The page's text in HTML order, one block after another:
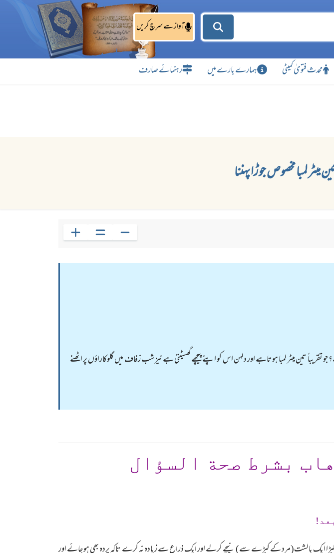
آواز سے سرچ کریں
محدث فتویٰ کمیٹی ہمارے بارے میں رہنمائے صارف
تین میٹر لمبا ہوتاہے اور دلہن اس کو اپنے پیچھے گھسیٹتی ہے نیز شب زفاف میں گلوکاراؤں پر اٹھنے
بشرط صحة السؤال